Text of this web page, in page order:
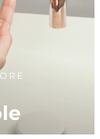
stimata8/15/26
Consegna stimata
Consegna stimata
Consegna stimata
Consegna stimata
Consegna stimata